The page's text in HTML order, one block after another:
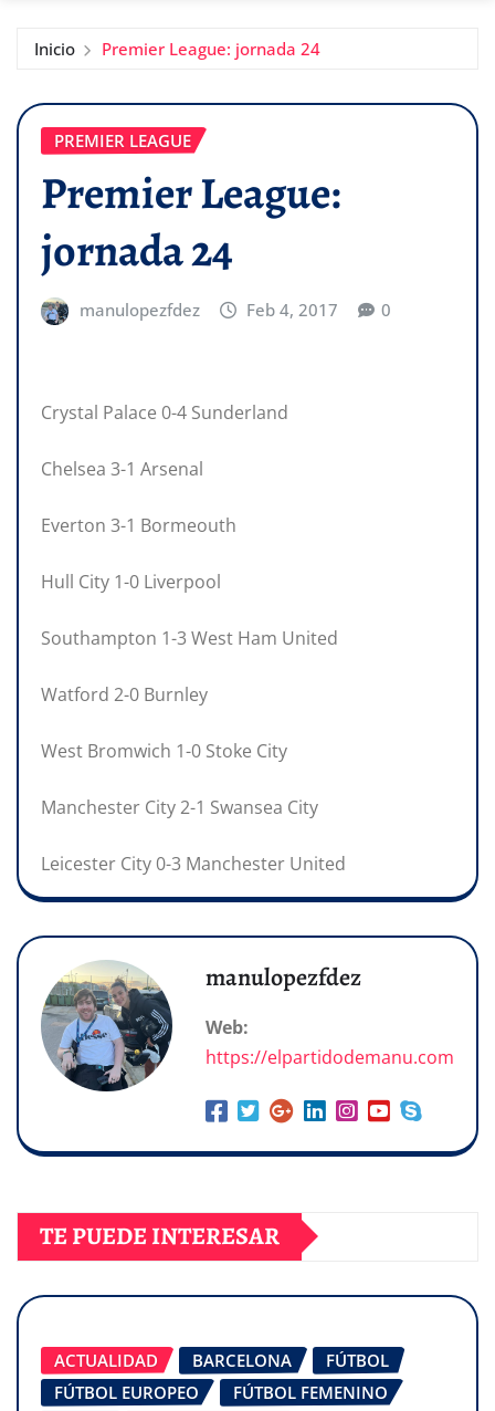
Inicio Premier League: jornada 24
PREMIER LEAGUE
Premier League:
jornada 24
manulopezfdez Feb 4, 2017 0
Crystal Palace 0-4 Sunderland
Chelsea 3-1 Arsenal
Everton 3-1 Bormeouth
Hull City 1-0 Liverpool
Southampton 1-3 West Ham United
Watford 2-0 Burnley
West Bromwich 1-0 Stoke City
Manchester City 2-1 Swansea City
Leicester City 0-3 Manchester United
manulopezfdez
Web:
https://elpartidodemanu.com
TE PUEDE INTERESAR
ACTUALIDAD BARCELONA
FÚTBOL
FÚTBOL EUROPEO
FÚTBOL FEMENINO